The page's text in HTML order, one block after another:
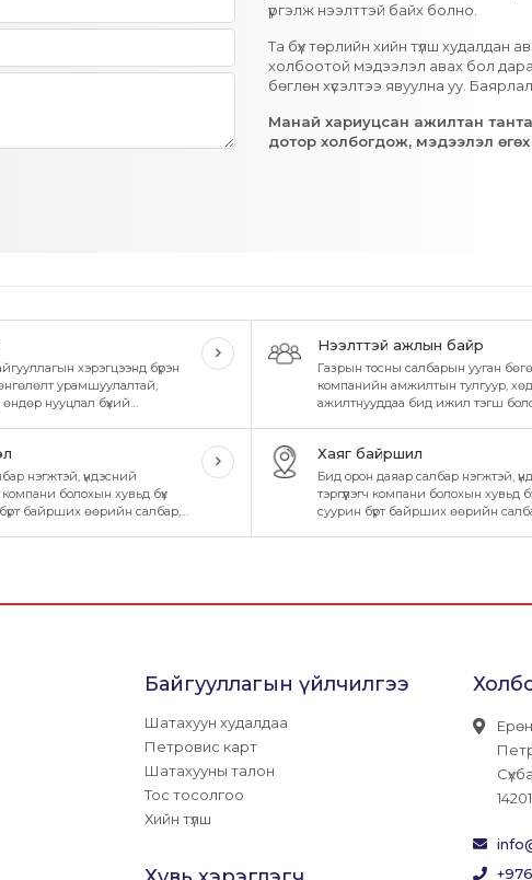
үргэлж нээлттэй байх болно.
Та бүх төрлийн хийн түлш худалдан
холбоотой мэдээлэл авах бол
бөглөн хүсэлтээ явуулна уу.
Манай хариуцсан ажилтан
дотор холбогдож, мэдээлэл
хэрэгцээнд бүрэн
урамшуулалтай,
нууцлал бүхий
Нээлттэй ажлын байр
Газрын тосны салбарын ууган
компанийн амжилтын тулгуур,
ажилтнууддаа бид ижил тэгш
нэгжтэй, үндэсний
компани болохын хувьд бүх
байрших өөрийн салбар,
Хаяг байршил
Бид орон даяар салбар нэгжтэй,
тэргүүлэгч компани болохын хувьд
суурин бүрт байрших өөрийн
Байгууллагын үйлчилгээ
Шатахуун худалдаа
Петровис карт
Шатахууны талон
Тос тосолгоо
Хийн түлш